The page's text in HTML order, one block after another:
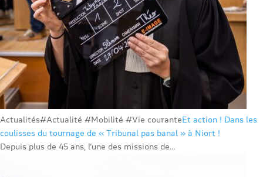
Actualités#Actualité #Mobilité #Vie couranteEt action ! Dans les
coulisses du tournage de « Tribunal pas banal » à Niort !
Depuis plus de 45 ans, l’une des missions de...